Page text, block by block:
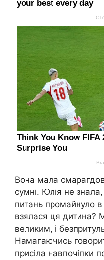
Вона мала
сумні. Юлія не
питань промайнуло в
взялася ця дитина?
великим, і
Намагаючись
присіла навпочіпки